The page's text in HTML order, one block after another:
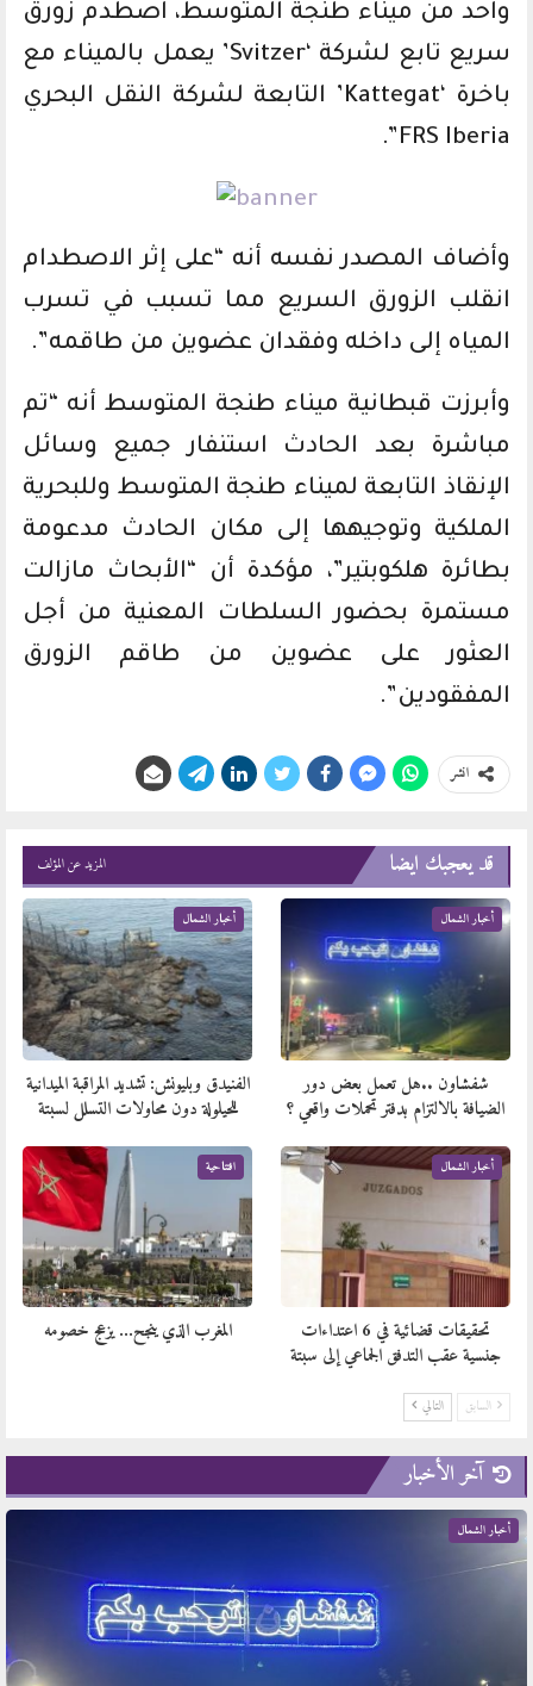
واحد من ميناء طنجة المتوسط، اصطدم زورق
سريع تابع لشركة ‘Svitzer’ يعمل بالميناء مع
باخرة ‘Kattegat’ التابعة لشركة النقل البحري
FRS Iberia”.
وأضاف المصدر نفسه أنه “على إثر الاصطدام
انقلب الزورق السريع مما تسبب في تسرب
المياه إلى داخله وفقدان عضوين من طاقمه”.
وأبرزت قبطانية ميناء طنجة المتوسط أنه “تم
مباشرة بعد الحادث استنفار جميع وسائل
الإنقاذ التابعة لميناء طنجة المتوسط وللبحرية
الملكية وتوجيهها إلى مكان الحادث مدعومة
بطائرة هلكوبتير”، مؤكدة أن “الأبحاث مازالت
مستمرة بحضور السلطات المعنية من أجل
العثور على عضوين من طاقم الزورق
المفقودين”.
انشر
قد يعجبك ايضا المزيد عن المؤلف
أخبار الشمال
شفشاون ..هل تعمل بعض دور
الضيافة بالالتزام بدفتر تحملات واقعي ؟
أخبار الشمال
الفنيدق وبليونش: تشديد المراقبة الميدانية
للحيلولة دون محاولات التسلل لسبتة
أخبار الشمال
تحقيقات قضائية في 6 اعتداءات
جنسية عقب التدفق الجماعي إلى سبتة
افتتاحية
المغرب الذي ينجح… يزعج خصومه
السابق التالي
آخر الأخبار
أخبار الشمال